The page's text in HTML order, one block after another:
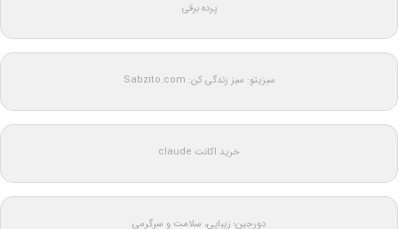
پرده برقی
سبزیتو: سبز زندگی کن: Sabzito.com
خرید اکانت claude
دورجین؛ زیبایی، سلامت و سرگرمی